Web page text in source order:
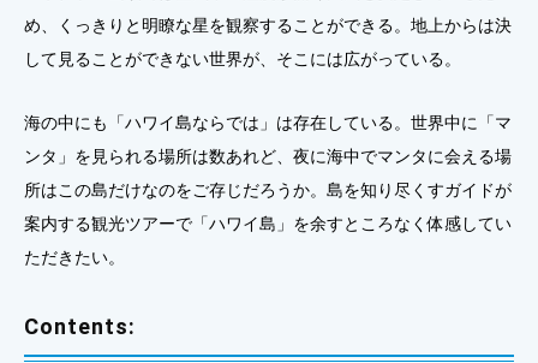
め、くっきりと明瞭な星を観察することができる。地上からは決
して見ることができない世界が、そこには広がっている。
海の中にも「ハワイ島ならでは」は存在している。世界中に「マ
ンタ」を見られる場所は数あれど、夜に海中でマンタに会える場
所はこの島だけなのをご存じだろうか。島を知り尽くすガイドが
案内する観光ツアーで「ハワイ島」を余すところなく体感してい
ただきたい。
Contents: